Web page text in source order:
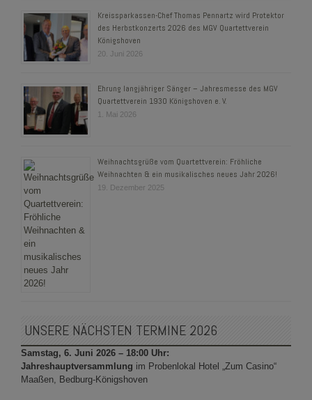
Kreissparkassen-Chef Thomas Pennartz wird Protektor
des Herbstkonzerts 2026 des MGV Quartettverein
Königshoven
20. Juni 2026
Ehrung langjähriger Sänger – Jahresmesse des MGV
Quartettverein 1930 Königshoven e. V.
1. Mai 2026
Weihnachtsgrüße vom Quartettverein: Fröhliche
Weihnachten & ein musikalisches neues Jahr 2026!
19. Dezember 2025
UNSERE NÄCHSTEN TERMINE 2026
Samstag, 6. Juni 2026 – 18:00 Uhr:
Jahreshauptversammlung im Probenlokal Hotel „Zum Casino“
Maaßen, Bedburg-Königshoven